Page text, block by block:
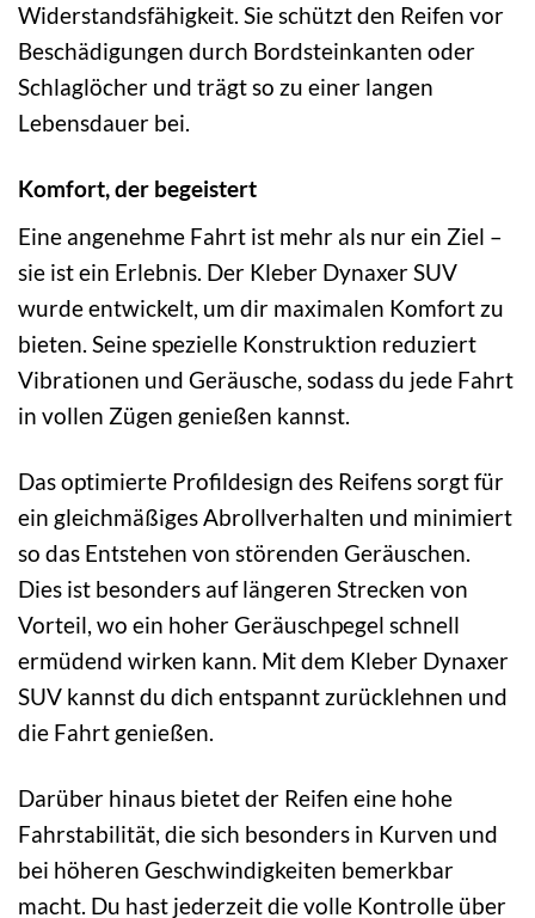
Widerstandsfähigkeit. Sie schützt den Reifen vor
Beschädigungen durch Bordsteinkanten oder
Schlaglöcher und trägt so zu einer langen
Lebensdauer bei.
Komfort, der begeistert
Eine angenehme Fahrt ist mehr als nur ein Ziel –
sie ist ein Erlebnis. Der Kleber Dynaxer SUV
wurde entwickelt, um dir maximalen Komfort zu
bieten. Seine spezielle Konstruktion reduziert
Vibrationen und Geräusche, sodass du jede Fahrt
in vollen Zügen genießen kannst.
Das optimierte Profildesign des Reifens sorgt für
ein gleichmäßiges Abrollverhalten und minimiert
so das Entstehen von störenden Geräuschen.
Dies ist besonders auf längeren Strecken von
Vorteil, wo ein hoher Geräuschpegel schnell
ermüdend wirken kann. Mit dem Kleber Dynaxer
SUV kannst du dich entspannt zurücklehnen und
die Fahrt genießen.
Darüber hinaus bietet der Reifen eine hohe
Fahrstabilität, die sich besonders in Kurven und
bei höheren Geschwindigkeiten bemerkbar
macht. Du hast jederzeit die volle Kontrolle über